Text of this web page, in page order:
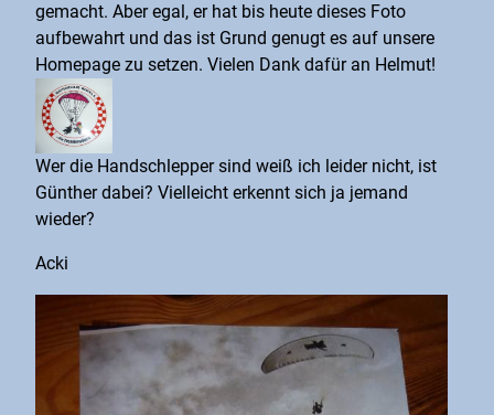
gemacht. Aber egal, er hat bis heute dieses Foto
aufbewahrt und das ist Grund genugt es auf unsere
Homepage zu setzen. Vielen Dank dafür an Helmut!
Wer die Handschlepper sind weiß ich leider nicht, ist
Günther dabei? Vielleicht erkennt sich ja jemand
wieder?
Acki